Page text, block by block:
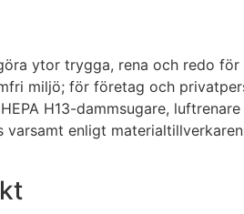
ytor trygga, rena och redo
miljö; för företag och
H13-dammsugare,
enligt